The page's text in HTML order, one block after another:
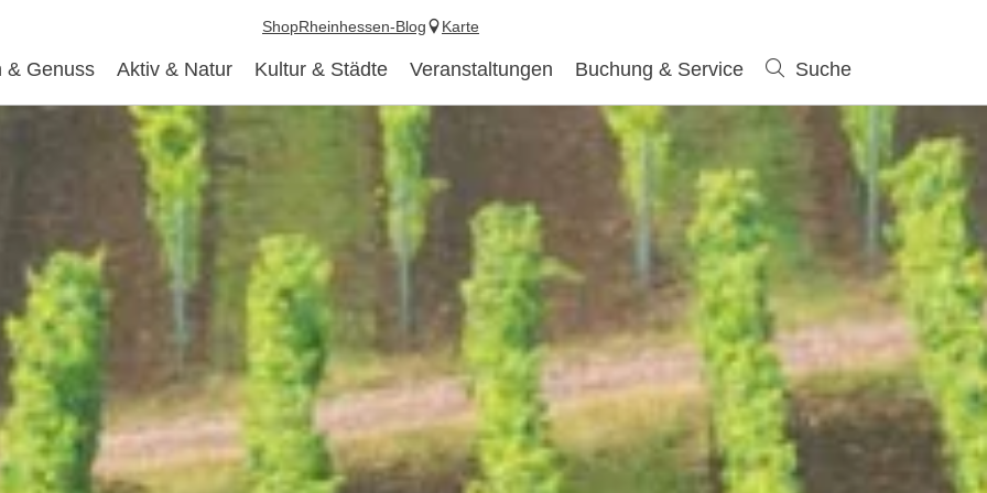
& Genuss Aktiv & Natur Kultur & Städte Veranstaltungen Buchung & Service Suche
ShopRheinhessen-Blog Karte